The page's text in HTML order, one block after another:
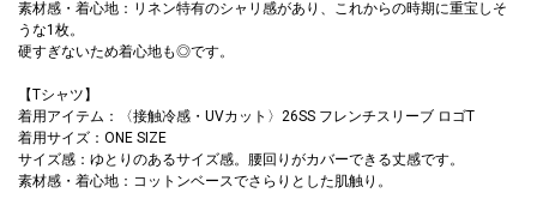
素材感・着心地：リネン特有のシャリ感があり、これからの時期に重宝しそ
うな1枚。
硬すぎないため着心地も◎です。
【Tシャツ】
着用アイテム：〈接触冷感・UVカット〉26SS フレンチスリーブ ロゴT
着用サイズ：ONE SIZE
サイズ感：ゆとりのあるサイズ感。腰回りがカバーできる丈感です。
素材感・着心地：コットンベースでさらりとした肌触り。